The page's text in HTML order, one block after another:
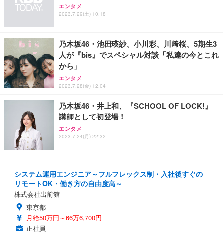
エンタメ
2023.7.29(土) 10:18
乃木坂46・池田瑛紗、小川彩、川﨑桜、5期生3
人が『bis』でスペシャル対談「私達の今とこれ
から」
エンタメ
2023.7.28(金) 12:04
乃木坂46・井上和、『SCHOOL OF LOCK!』
講師として初登場！
エンタメ
2023.7.24(月) 22:32
システム運用エンジニア～フルフレックス制・入社後すぐの
リモートOK・働き方の自由度高～
株式会社出前館
東京都
月給50万円～66万6,700円
正社員